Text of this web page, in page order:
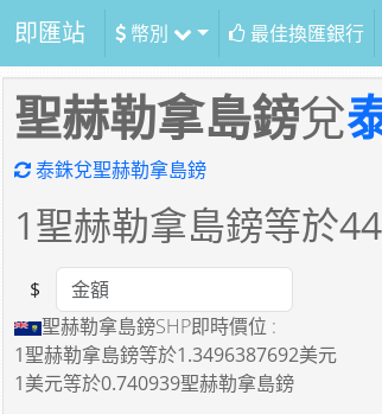
即匯站 幣別 最佳換匯銀行
聖赫勒拿島鎊兌
泰銖兌聖赫勒拿島鎊
1聖赫勒拿島鎊等於
Amount
$
聖赫勒拿島鎊SHP即時價位 :
1聖赫勒拿島鎊等於1.3496387692美元
1美元等於0.740939聖赫勒拿島鎊